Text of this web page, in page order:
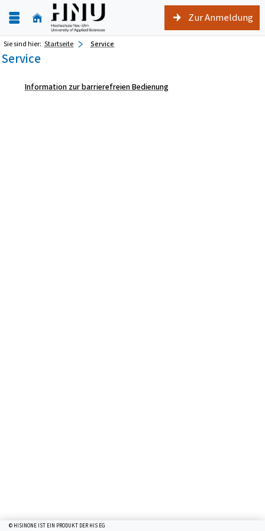
Zur Anmeldung
Sie sind hier: Startseite Service
Service
Information zur barrierefreien Bedienung
© HISINONE IST EIN PRODUKT DER HIS EG